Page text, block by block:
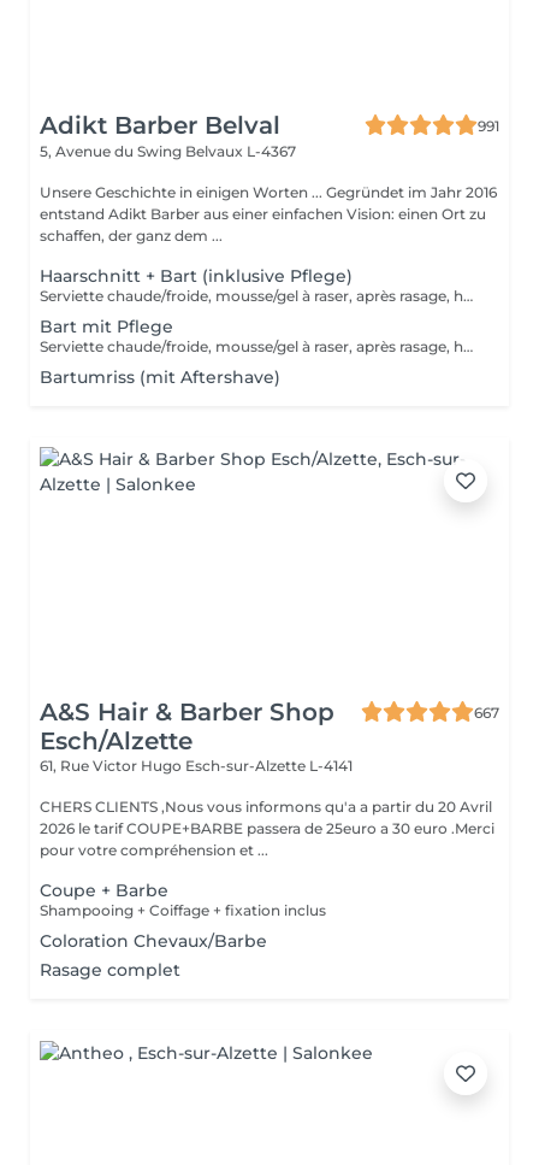
Adikt Barber Belval
991
5, Avenue du Swing Belvaux L-4367
Unsere Geschichte in einigen Worten ... Gegründet im Jahr 2016
entstand Adikt Barber aus einer einfachen Vision: einen Ort zu
schaffen, der ganz dem ...
Haarschnitt + Bart (inklusive Pflege)
Serviette chaude/froide, mousse/gel à raser, après rasage, huile/balm à barbe et wax/gel
Bart mit Pflege
Serviette chaude/froide, mousse/gel à raser, après rasage, huile/balm à barbe et wax/gel
Bartumriss (mit Aftershave)
A&S Hair & Barber Shop
Esch/Alzette
667
61, Rue Victor Hugo Esch-sur-Alzette L-4141
CHERS CLIENTS ,Nous vous informons qu'a a partir du 20 Avril
2026 le tarif COUPE+BARBE passera de 25euro a 30 euro .Merci
pour votre compréhension et ...
Coupe + Barbe
Shampooing + Coiffage + fixation inclus
Coloration Chevaux/Barbe
Rasage complet